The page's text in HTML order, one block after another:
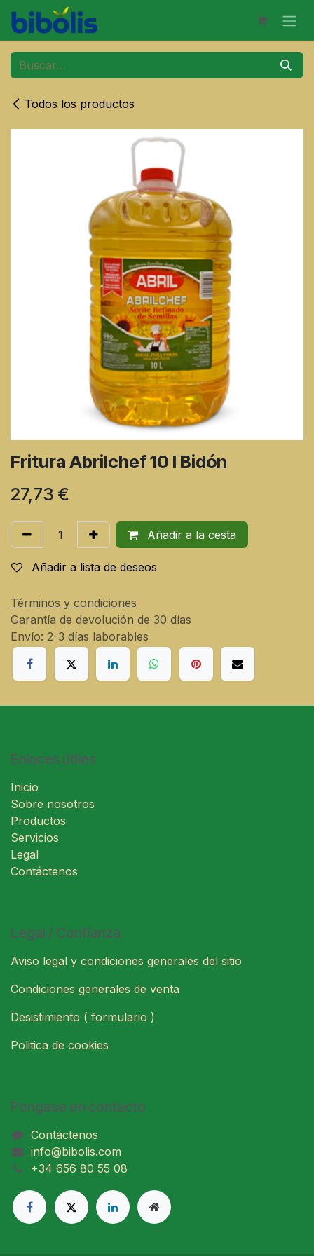
Ir al contenido
Todos los productos
Fritura Abrilchef 10 l Bidón
27,73 €
Añadir a la cesta
Añadir a lista de deseos
Términos y condiciones
Garantía de devolución de 30 días
Envío: 2-3 días laborables
Enlaces útiles
Inicio
Sobre nosotros
Productos
Servicios
Legal
Contáctenos
Legal / Confianza
Aviso legal y condiciones generales del sitio
Condiciones generales de venta
Desistimiento ( formulario )
Politica de cookies
Pongase en contacto
Contáctenos
info@bibolis.com
+34 656 80 55 08